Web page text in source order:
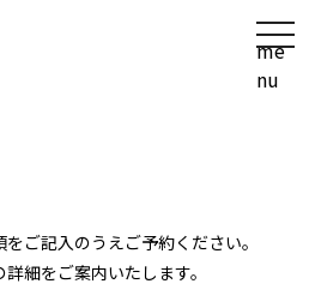
t
o
g
me
nu
ご記入のうえご予約ください。
細をご案内いたします。